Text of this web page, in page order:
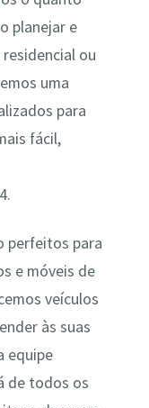
planejar e
ou
uma
para
fácil,
perfeitos para
e móveis de
veículos
às suas
equipe
de todos os